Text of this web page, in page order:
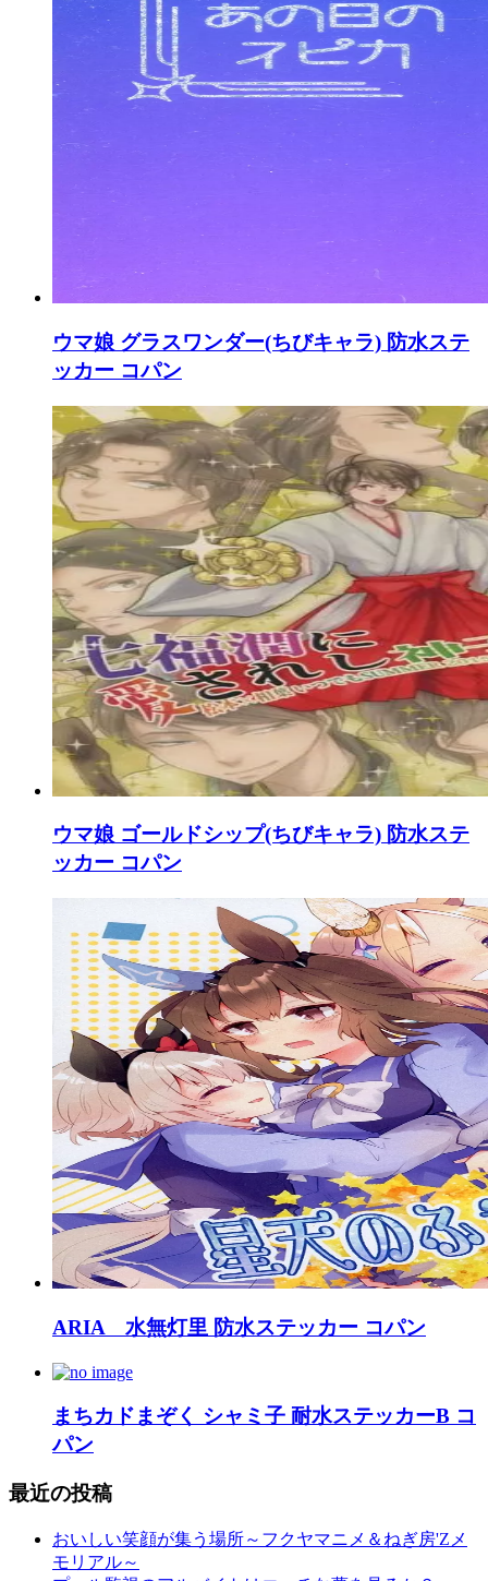
ウマ娘 グラスワンダー(ちびキャラ) 防水ステ
ッカー コパン
ウマ娘 ゴールドシップ(ちびキャラ) 防水ステ
ッカー コパン
ARIA 水無灯里 防水ステッカー コパン
まちカドまぞく シャミ子 耐水ステッカーB コ
パン
最近の投稿
おいしい笑顔が集う場所～フクヤマニメ＆ねぎ房'Zメ
モリアル～